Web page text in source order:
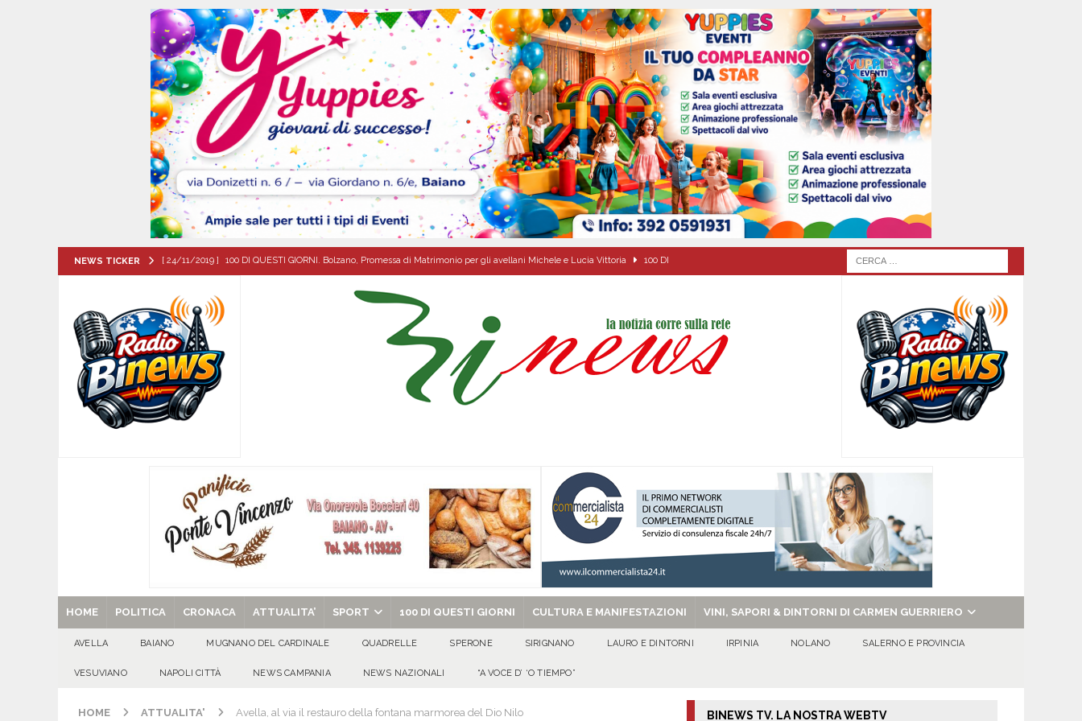
NEWS TICKER [ 24/11/2019 ] 100 DI QUESTI GIORNI. Bolzano, Promessa di Matrimonio per gli avellani Michele e Lucia Vittoria 100 DI
[ 07/08/2026 ] Mugnano del Cardinale, il cammino della fede: il triduo di Santa Filomena tra le strade del paese
ATTUALITA'
[ 07/08/2026 ] Forza Italia apre la stagione del congresso in Campania: obiettivo consolidare la crescita e preparare le prossime
sfide ATTUALITA'
[ 07/08/2026 ]
[ 07/08/2026 ] Montoro (AV): Ruba circa 130mila di energia elettrica – i Carabinieri denunciano un 65enne
[ 29/08/2025 ] SANT’Oggi. Venerdì 29 agosto la chiesa celebra il Martirio di san Giovanni Battista e santa Sabina EVIDENZA
HOME POLITICA CRONACA ATTUALITA’ SPORT 100 DI QUESTI GIORNI CULTURA E MANIFESTAZIONI VINI, SAPORI & DINTORNI DI CARMEN GUERRIERO
AVELLA BAIANO MUGNANO DEL CARDINALE QUADRELLE SPERONE SIRIGNANO LAURO E DINTORNI IRPINIA NOLANO SALERNO E PROVINCIA
VESUVIANO NAPOLI CITTÀ NEWS CAMPANIA NEWS NAZIONALI “A VOCE D’ ‘O TIEMPO”
HOME ATTUALITA' Avella, al via il restauro della fontana marmorea del Dio Nilo BINEWS TV. LA NOSTRA WEBTV